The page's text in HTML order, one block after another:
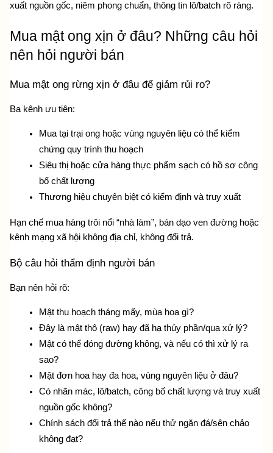
xuất nguồn gốc, niêm phong chuẩn, thông tin lô/batch rõ ràng.
Mua mật ong xịn ở đâu? Những câu hỏi
nên hỏi người bán
Mua mật ong rừng xịn ở đâu để giảm rủi ro?
Ba kênh ưu tiên:
Mua tại trại ong hoặc vùng nguyên liệu có thể kiểm
chứng quy trình thu hoạch
Siêu thị hoặc cửa hàng thực phẩm sạch có hồ sơ công
bố chất lượng
Thương hiệu chuyên biệt có kiểm định và truy xuất
Hạn chế mua hàng trôi nổi “nhà làm”, bán dạo ven đường hoặc
kênh mạng xã hội không địa chỉ, không đổi trả.
Bộ câu hỏi thẩm định người bán
Bạn nên hỏi rõ:
Mật thu hoạch tháng mấy, mùa hoa gì?
Đây là mật thô (raw) hay đã hạ thủy phần/qua xử lý?
Mật có thể đóng đường không, và nếu có thì xử lý ra
sao?
Mật đơn hoa hay đa hoa, vùng nguyên liệu ở đâu?
Có nhãn mác, lô/batch, công bố chất lượng và truy xuất
nguồn gốc không?
Chính sách đổi trả thế nào nếu thử ngăn đá/sên chảo
không đạt?